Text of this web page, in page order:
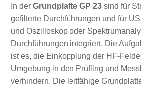
In der Grundplatte GP 23sind für
gefilterte Durchführungen und für
und Oszilloskop oder
Durchführungen integriert. Die
ist es, die Einkopplung der HF-
Umgebung in den Prüfling und
verhindern. Die leitfähige